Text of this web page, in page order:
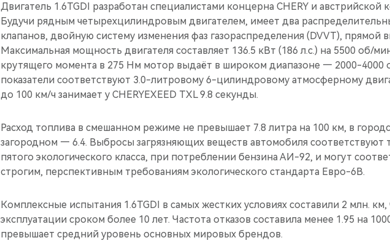
Двигатель 1.6TGDI разработан специалистами концерна CHERY и австрийской
Будучи рядным четырехцилиндровым двигателем, имеет два
клапанов, двойную систему изменения фаз газораспределения (DVVT), прямой
Максимальная мощность двигателя составляет 136.5 кВт (186 л.с.) на 5500 об/
крутящего момента в 275 Нм мотор выдаёт в широком диапазоне — 2000-4000
показатели соответствуют 3.0-литровому 6-цилиндровому атмосферному
до 100 км/ч занимает у CHERYEXEED TXL 9.8 секунды.
Расход топлива в смешанном режиме не превышает 7.8 литра на 100 км, в
загородном — 6.4. Выбросы загрязняющих веществ автомобиля соответствуют
пятого экологического класса, при потреблении бензина АИ-92, и могут
строгим, перспективным требованиям экологического стандарта Евро-6В.
Комплексные испытания 1.6TGDI в самых жестких условиях составили 2 млн. км,
эксплуатации сроком более 10 лет. Частота отказов составила менее 1.95 на
превышает средний уровень основных мировых брендов.